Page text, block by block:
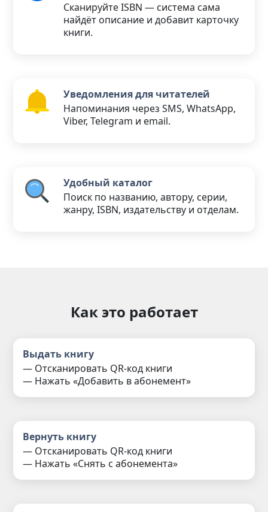
Сканируйте ISBN — система сама
найдёт описание и добавит карточку
книги.
Уведомления для читателей
Напоминания через SMS, WhatsApp,
Viber, Telegram и email.
Удобный каталог
Поиск по названию, автору, серии,
жанру, ISBN, издательству и отделам.
Как это работает
Выдать книгу
— Отсканировать QR-код книги
— Нажать «Добавить в абонемент»
Вернуть книгу
— Отсканировать QR-код книги
— Нажать «Снять с абонемента»